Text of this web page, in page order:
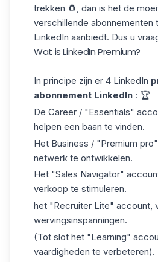
trekken 🧲, dan is het de
verschillende abonnementen
LinkedIn aanbiedt. Dus u
Wat is LinkedIn Premium?
In principe zijn er 4 LinkedIn
abonnement LinkedIn : 🏆
De Career / "Essentials"
helpen een baan te vinden.
Het Business / "Premium
netwerk te ontwikkelen.
Het "Sales Navigator"
verkoop te stimuleren.
het "Recruiter Lite" account,
wervingsinspanningen.
(Tot slot het "Learning"
vaardigheden te verbeteren).